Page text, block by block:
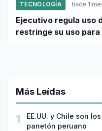
TECNOLOGÍA hace 1
Ejecutivo regula uso
restringe su uso
Más Leídas
1
EE.UU. y Chile son
panetón peruano